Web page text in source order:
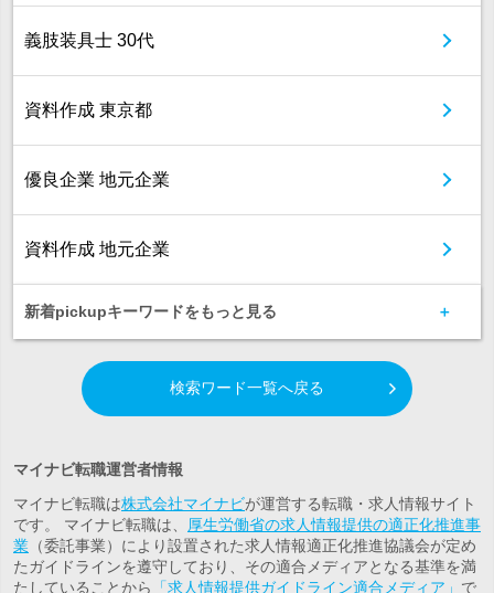
義肢装具士 30代
資料作成 東京都
優良企業 地元企業
資料作成 地元企業
新着pickupキーワードをもっと見る
検索ワード一覧へ戻る
マイナビ転職運営者情報
マイナビ転職は株式会社マイナビが運営する転職・求人情報サイト
です。 マイナビ転職は、
厚生労働省の求人情報提供の適正化推進事
業 （委託事業）により設置された求人情報適正化推進協議会が定め
たガイドラインを遵守しており、その適合メディアとなる基準を満
たしていることから
「求人情報提供ガイドライン適合メディア」 で